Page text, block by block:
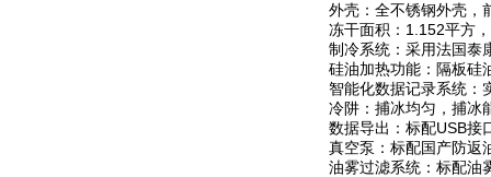
外壳：全不锈钢外壳，
冻干面积：1.152平方
制冷系统：采用法国泰
硅油加热功能：隔板硅
智能化数据记录系统：
冷阱：捕冰均匀，捕冰
数据导出：标配USB接
真空泵：标配国产防返
油雾过滤系统：标配油